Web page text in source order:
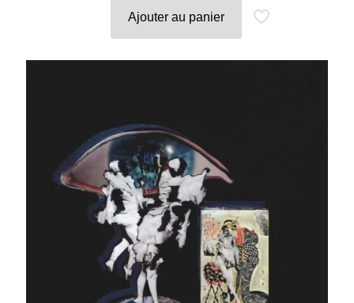
Ajouter au panier